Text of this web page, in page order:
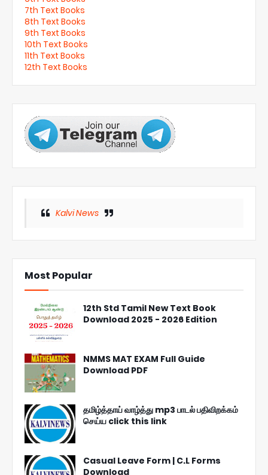
7th Text Books
8th Text Books
9th Text Books
10th Text Books
11th Text Books
12th Text Books
Kalvi News
Most Popular
12th Std Tamil New Text Book
Download 2025 - 2026 Edition
NMMS MAT EXAM Full Guide
Download PDF
தமிழ்த்தாய் வாழ்த்து mp3 பாடல் பதிவிறக்கம்
செய்ய click this link
Casual Leave Form | C.L Forms
Download